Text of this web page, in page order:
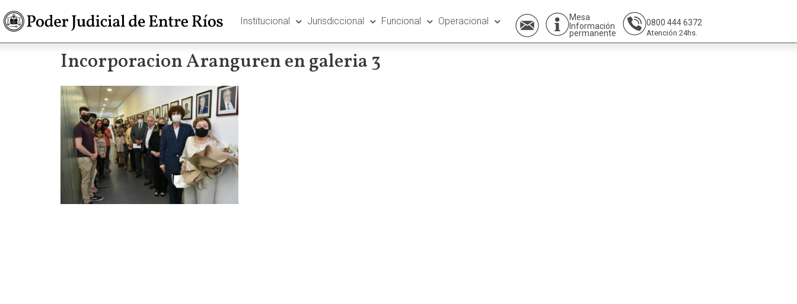
Institucional Jurisdiccional Funcional Operacional
Mesa
Información
permanente
0800 444 6372
Atención 24hs.
Incorporacion Aranguren en galeria 3